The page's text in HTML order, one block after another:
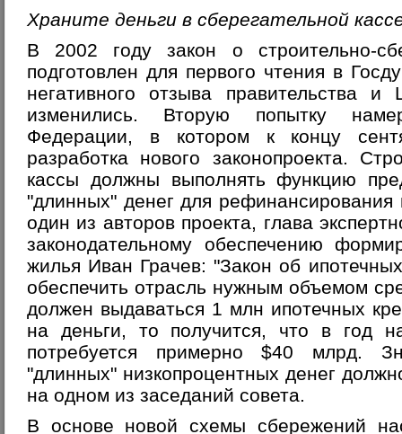
Храните деньги в сберегательной
В 2002 году закон о строительно-
подготовлен для первого чтения в
негативного отзыва правительства
изменились. Вторую попытку
Федерации, в котором к концу
разработка нового законопроекта.
кассы должны выполнять функцию
"длинных" денег для рефинансирования
один из авторов проекта, глава
законодательному обеспечению
жилья Иван Грачев: "Закон об
обеспечить отрасль нужным объемом
должен выдаваться 1 млн ипотечных
на деньги, то получится, что в год
потребуется примерно $40 млрд.
"длинных" низкопроцентных денег
на одном из заседаний совета.
В основе новой схемы сбережений